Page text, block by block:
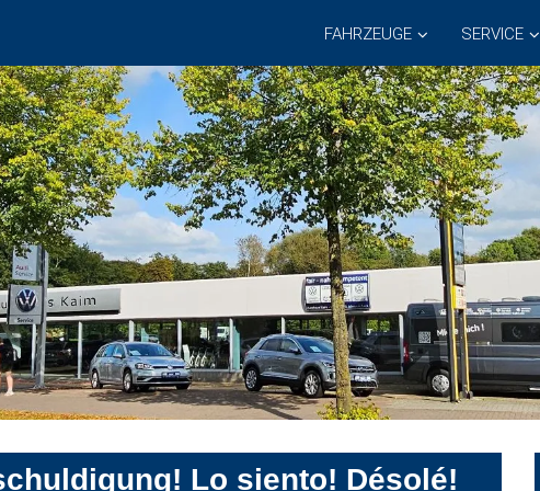
FAHRZEUGE SERVICE
Lo siento! Désolé!